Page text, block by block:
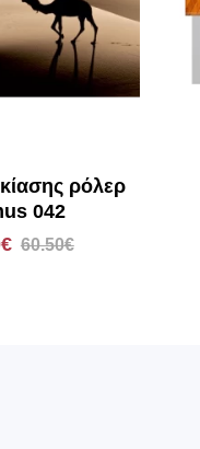
ρόλερ
042
60.50€